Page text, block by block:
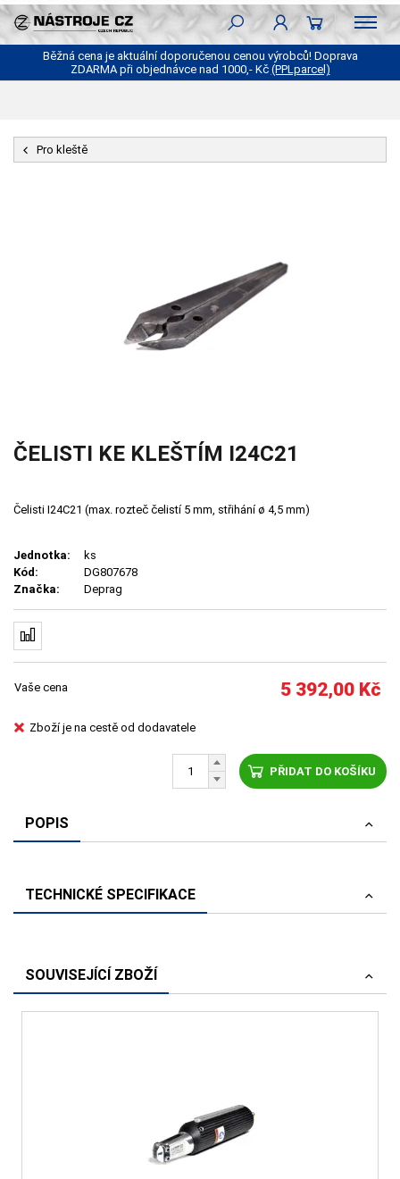
Běžná cena je aktuální doporučenou cenou výrobců! Doprava
ZDARMA při objednávce nad 1000,- Kč (PPLparcel)
Pro kleště
ČELISTI KE KLEŠTÍM I24C21
Čelisti I24C21 (max. rozteč čelistí 5 mm, střihání ø 4,5 mm)
Jednotka:
ks
Kód:
DG807678
Značka:
Deprag
Vaše cena 5 392,00 Kč
Zboží je na cestě od dodavatele
PŘIDAT DO KOŠÍKU
POPIS
TECHNICKÉ SPECIFIKACE
SOUVISEJÍCÍ ZBOŽÍ